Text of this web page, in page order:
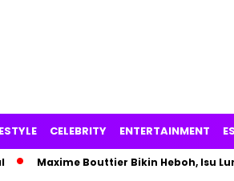
CELEBRITY ENTERTAINMENT
Maxime Bouttier Bikin Heboh, Isu